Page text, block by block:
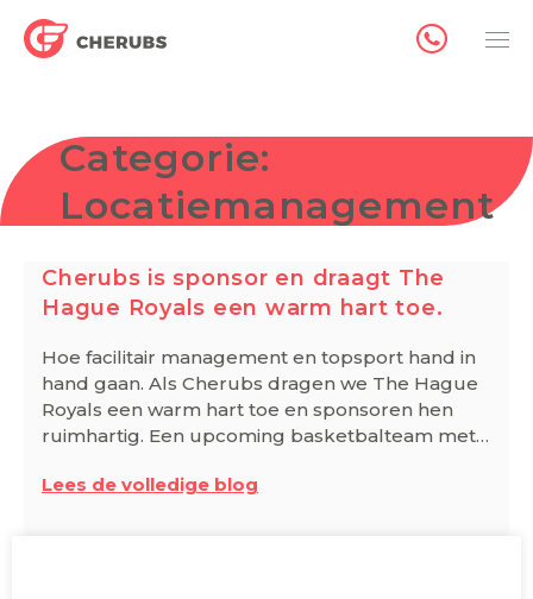
Categorie:
Locatiemanagement
Cherubs is sponsor en draagt The
Hague Royals een warm hart toe.
Hoe facilitair management en topsport hand in
hand gaan. Als Cherubs dragen we The Hague
Royals een warm hart toe en sponsoren hen
ruimhartig. Een upcoming basketbalteam met…
Lees de volledige blog